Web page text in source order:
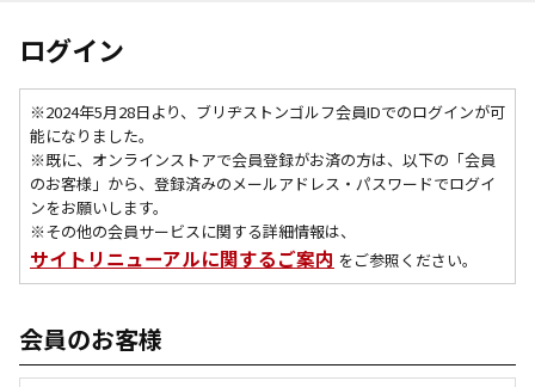
ログイン
※2024年5月28日より、ブリヂストンゴルフ会員IDでのログインが可
能になりました。
※既に、 オンラインストアで会員登録がお済の方は、以下の「会員
のお客様」から、登録済みのメールアドレス・パスワードでログイ
ンをお願いします。
※その他の会員サービスに関する詳細情報は、
サイトリニューアルに関するご案内 をご参照ください。
会員のお客様